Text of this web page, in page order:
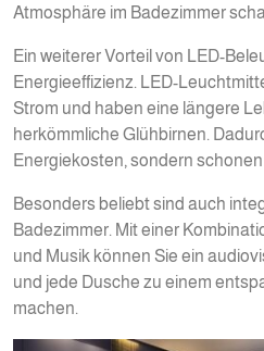
Atmosphäre im Badezimmer
Ein weiterer Vorteil von LED-
Energieeffizienz. LED-
Strom und haben eine längere
herkömmliche Glühbirnen.
Energiekosten, sondern
Besonders beliebt sind auch
Badezimmer. Mit einer
und Musik können Sie ein
und jede Dusche zu einem
machen.